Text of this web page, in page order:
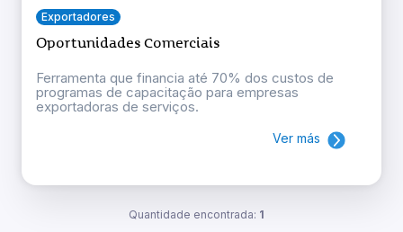
Exportadores
Oportunidades Comerciais
Ferramenta que financia até 70% dos custos de
programas de capacitação para empresas
exportadoras de serviços.
Ver más
Quantidade encontrada: 1